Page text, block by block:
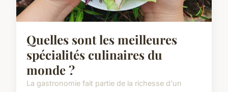
Quelles sont les meilleures
spécialités culinaires du
monde ?
La gastronomie fait partie de la richesse d'un